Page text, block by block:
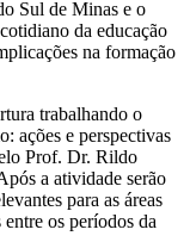
Sul de Minas e o
da educação
na formação
trabalhando o
ações e perspectivas
Prof. Dr. Rildo
a atividade serão
para as áreas
os períodos da